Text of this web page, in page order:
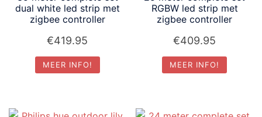
dual white led strip met
zigbee controller
€419.95
MEER INFO!
RGBW led strip met
zigbee controller
€409.95
MEER INFO!